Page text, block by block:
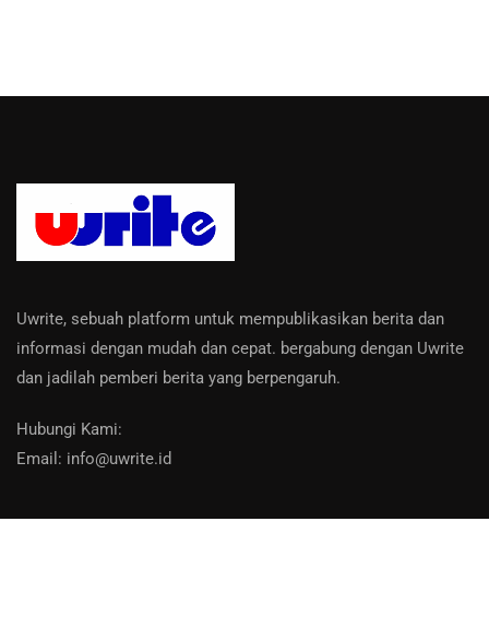
Uwrite, sebuah platform untuk mempublikasikan berita dan
informasi dengan mudah dan cepat. bergabung dengan Uwrite
dan jadilah pemberi berita yang berpengaruh.
Hubungi Kami:
Email: info@uwrite.id